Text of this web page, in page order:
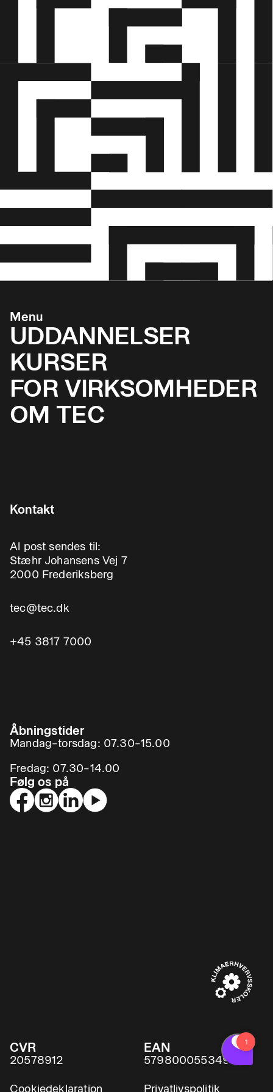
• Information om transportvirksomhed, der
• Håndtering og stuvning af kolli.
handling i tilfælde af brand eller andre ulykker
Menu
UDDANNELSER
KURSER
FOR VIRKSOMHEDER
OM TEC
Kontakt
Al post sendes til:
Stæhr Johansens Vej 7
2000 Frederiksberg
tec@tec.dk
+45 3817 7000
Åbningstider
Mandag–torsdag: 07.30–15.00
Fredag: 07.30–14.00
Følg os på
CVR
20578912
EAN
5798000553491
Cookiedeklaration Privatlivspolitik